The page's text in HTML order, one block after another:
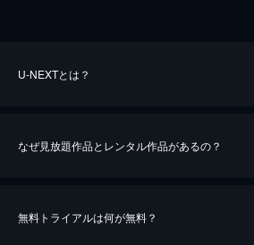
U-NEXTとは？
なぜ見放題作品とレンタル作品があるの？
無料トライアルは何が無料？